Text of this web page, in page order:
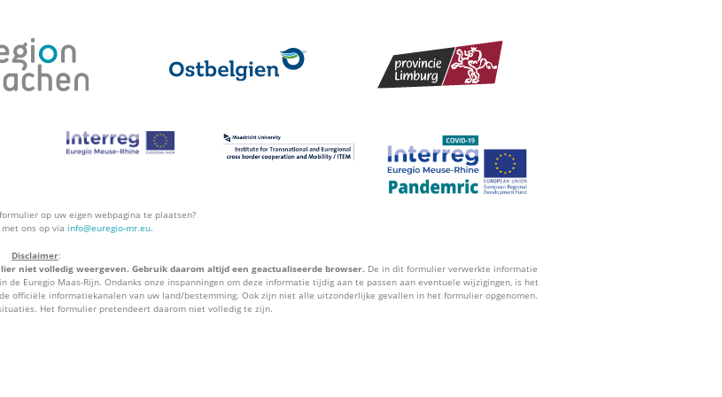
op uw eigen webpagina te plaatsen?
ons op via info@euregio-mr.eu.
Disclaimer:
niet volledig weergeven. Gebruik daarom altijd een geactualiseerde browser. De in dit formulier verwerkte informatie
Euregio Maas-Rijn. Ondanks onze inspanningen om deze informatie tijdig aan te passen aan eventuele wijzigingen, is het
informatiekanalen van uw land/bestemming. Ook zijn niet alle uitzonderlijke gevallen in het formulier opgenomen.
Het formulier pretendeert daarom niet volledig te zijn.